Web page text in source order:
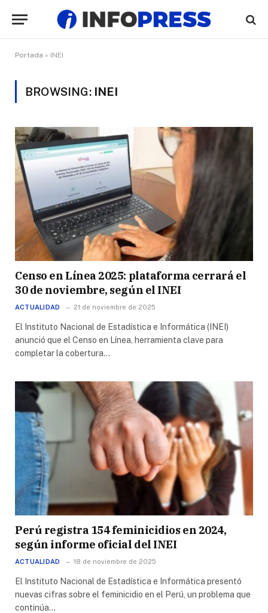
Portada » INEI
BROWSING: INEI
Censo en Línea 2025: plataforma cerrará el
30 de noviembre, según el INEI
ACTUALIDAD 21 de noviembre de 2025
El Instituto Nacional de Estadística e Informática (INEI)
anunció que el Censo en Línea, herramienta clave para
completar la cobertura…
Perú registra 154 feminicidios en 2024,
según informe oficial del INEI
ACTUALIDAD 18 de noviembre de 2025
El Instituto Nacional de Estadística e Informática presentó
nuevas cifras sobre el feminicidio en el Perú, un problema que
continúa…